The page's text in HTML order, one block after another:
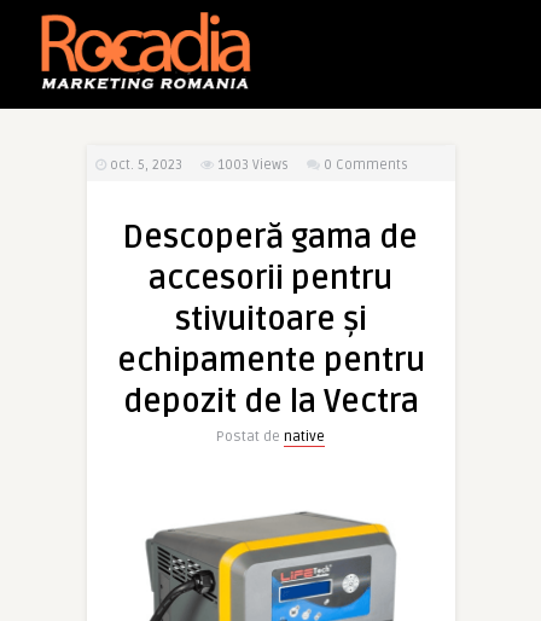
oct. 5, 2023 1003 Views 0 Comments
Descoperă gama de
accesorii pentru
stivuitoare și
echipamente pentru
depozit de la Vectra
Postat de native